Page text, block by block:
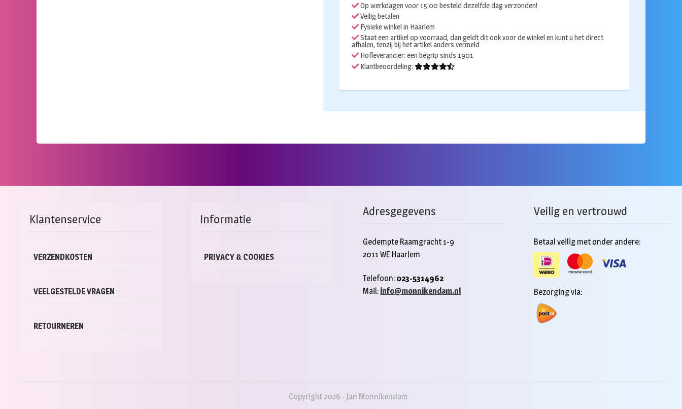
cheers
goud
aantal
Op werkdagen voor 15:00 besteld dezelfde dag verzonden!
Veilig betalen
Fysieke winkel in Haarlem
Staat een artikel op voorraad, dan geldt dit ook voor de winkel en kunt u het direct
afhalen, tenzij bij het artikel anders vermeld
Hofleverancier: een begrip sinds 1901
Klantbeoordeling:
Klantenservice
VERZENDKOSTEN
VEELGESTELDE VRAGEN
RETOURNEREN
Informatie
PRIVACY & COOKIES
Adresgegevens
Gedempte Raamgracht 1-9
2011 WE Haarlem
Telefoon: 023-5314962
Mail: info@monnikendam.nl
Veilig en vertrouwd
Betaal veilig met onder andere:
Bezorging via:
Copyright 2026 - Jan Monnikendam